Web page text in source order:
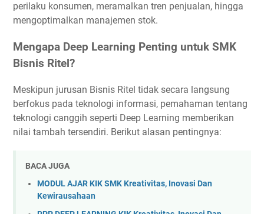
perilaku konsumen, meramalkan tren penjualan, hingga
mengoptimalkan manajemen stok.
Mengapa Deep Learning Penting untuk SMK
Bisnis Ritel?
Meskipun jurusan Bisnis Ritel tidak secara langsung
berfokus pada teknologi informasi, pemahaman tentang
teknologi canggih seperti Deep Learning memberikan
nilai tambah tersendiri. Berikut alasan pentingnya:
BACA JUGA
MODUL AJAR KIK SMK Kreativitas, Inovasi Dan
Kewirausahaan